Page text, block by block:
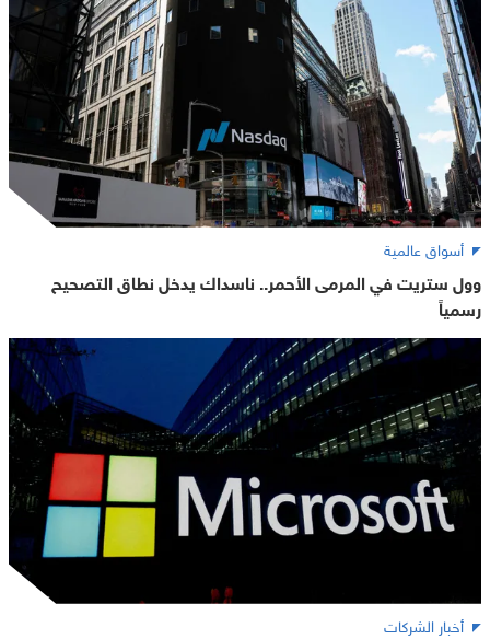
أسواق عالمية
وول ستريت في المرمى الأحمر.. ناسداك يدخل نطاق التصحيح
رسمياً
أخبار الشركات